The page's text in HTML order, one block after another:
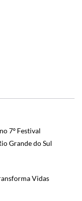
7º Festival
Grande do Sul
Vidas